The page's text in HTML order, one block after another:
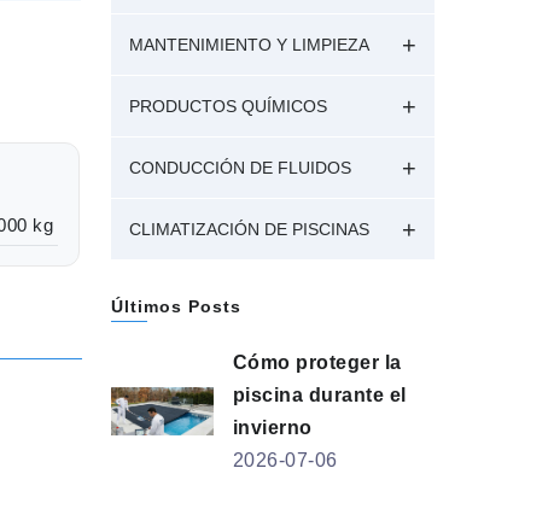
kg
MANTENIMIENTO Y LIMPIEZA
PRODUCTOS QUÍMICOS
CONDUCCIÓN DE FLUIDOS
CLIMATIZACIÓN DE PISCINAS
Últimos Posts
Cómo proteger la
piscina durante el
invierno
2026-07-06